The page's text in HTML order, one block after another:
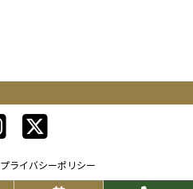
プライバシーポリシー